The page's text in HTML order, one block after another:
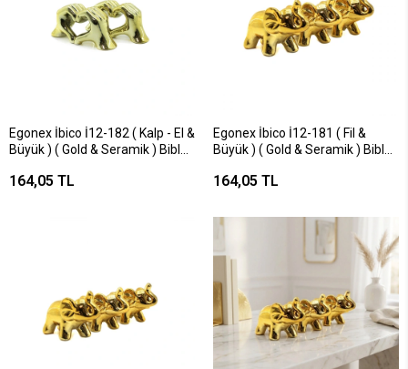
Egonex İbico İ12-182 ( Kalp - El &
Büyük ) ( Gold & Seramik ) Biblo
164,05 TL
Egonex İbico İ12-181 ( Fil &
Büyük ) ( Gold & Seramik ) Biblo
164,05 TL